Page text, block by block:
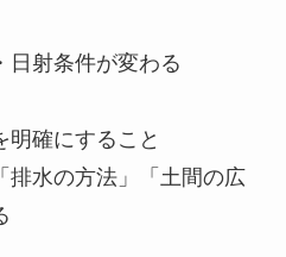
射条件が変わる
明確にすること
水の方法」「土間の広